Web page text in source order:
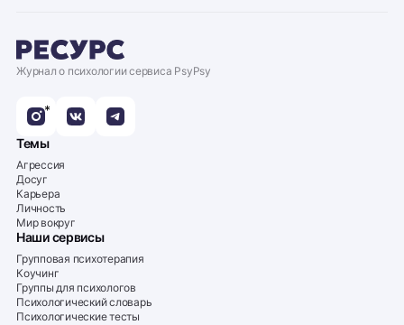
Журнал о психологии сервиса PsyPsy
*
Темы
Агрессия
Досуг
Карьера
Личность
Мир вокруг
Наши сервисы
Групповая психотерапия
Коучинг
Группы для психологов
Психологический словарь
Психологические тесты